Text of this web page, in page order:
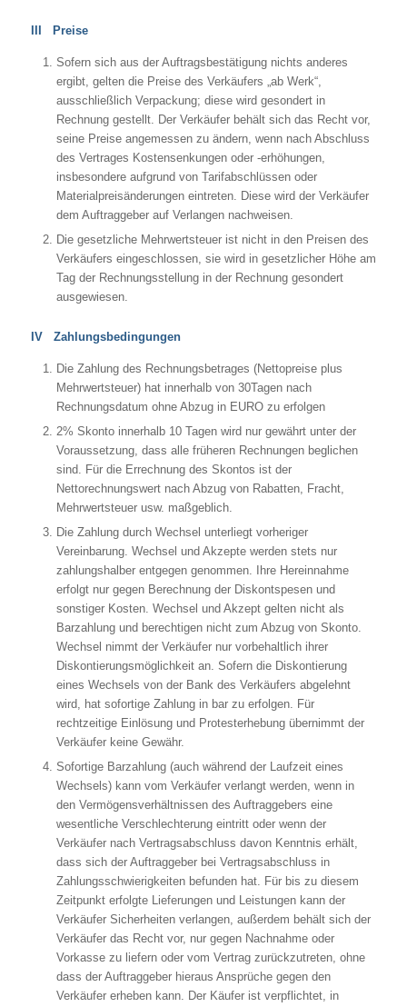
III Preise
Sofern sich aus der Auftragsbestätigung nichts anderes
ergibt, gelten die Preise des Verkäufers „ab Werk“,
ausschließlich Verpackung; diese wird gesondert in
Rechnung gestellt. Der Verkäufer behält sich das Recht vor,
seine Preise angemessen zu ändern, wenn nach Abschluss
des Vertrages Kostensenkungen oder -erhöhungen,
insbesondere aufgrund von Tarifabschlüssen oder
Materialpreisänderungen eintreten. Diese wird der Verkäufer
dem Auftraggeber auf Verlangen nachweisen.
Die gesetzliche Mehrwertsteuer ist nicht in den Preisen des
Verkäufers eingeschlossen, sie wird in gesetzlicher Höhe am
Tag der Rechnungsstellung in der Rechnung gesondert
ausgewiesen.
IV Zahlungsbedingungen
Die Zahlung des Rechnungsbetrages (Nettopreise plus
Mehrwertsteuer) hat innerhalb von 30Tagen nach
Rechnungsdatum ohne Abzug in EURO zu erfolgen
2% Skonto innerhalb 10 Tagen wird nur gewährt unter der
Voraussetzung, dass alle früheren Rechnungen beglichen
sind. Für die Errechnung des Skontos ist der
Nettorechnungswert nach Abzug von Rabatten, Fracht,
Mehrwertsteuer usw. maßgeblich.
Die Zahlung durch Wechsel unterliegt vorheriger
Vereinbarung. Wechsel und Akzepte werden stets nur
zahlungshalber entgegen genommen. Ihre Hereinnahme
erfolgt nur gegen Berechnung der Diskontspesen und
sonstiger Kosten. Wechsel und Akzept gelten nicht als
Barzahlung und berechtigen nicht zum Abzug von Skonto.
Wechsel nimmt der Verkäufer nur vorbehaltlich ihrer
Diskontierungsmöglichkeit an. Sofern die Diskontierung
eines Wechsels von der Bank des Verkäufers abgelehnt
wird, hat sofortige Zahlung in bar zu erfolgen. Für
rechtzeitige Einlösung und Protesterhebung übernimmt der
Verkäufer keine Gewähr.
Sofortige Barzahlung (auch während der Laufzeit eines
Wechsels) kann vom Verkäufer verlangt werden, wenn in
den Vermögensverhältnissen des Auftraggebers eine
wesentliche Verschlechterung eintritt oder wenn der
Verkäufer nach Vertragsabschluss davon Kenntnis erhält,
dass sich der Auftraggeber bei Vertragsabschluss in
Zahlungsschwierigkeiten befunden hat. Für bis zu diesem
Zeitpunkt erfolgte Lieferungen und Leistungen kann der
Verkäufer Sicherheiten verlangen, außerdem behält sich der
Verkäufer das Recht vor, nur gegen Nachnahme oder
Vorkasse zu liefern oder vom Vertrag zurückzutreten, ohne
dass der Auftraggeber hieraus Ansprüche gegen den
Verkäufer erheben kann. Der Käufer ist verpflichtet, in